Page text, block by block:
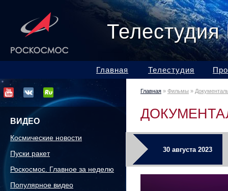
Главная Телестудия
ВИДЕО
Космические новости
Пуски ракет
Роскосмос. Главное за неделю
Популярное видео
Главная » Фильмы »
30 августа 2023